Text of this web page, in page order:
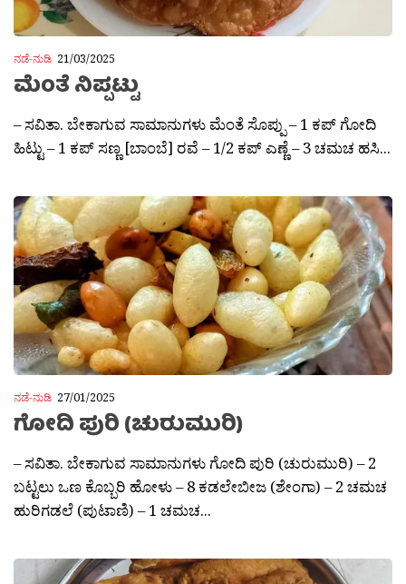
ನಡೆ-ನುಡಿ 21/03/2025
ಮೆಂತೆ ನಿಪ್ಪಟ್ಟು
– ಸವಿತಾ. ಬೇಕಾಗುವ ಸಾಮಾನುಗಳು ಮೆಂತೆ ಸೊಪ್ಪು – 1 ಕಪ್ ಗೋದಿ
ಹಿಟ್ಟು – 1 ಕಪ್ ಸಣ್ಣ [ಬಾಂಬೆ] ರವೆ – 1/2 ಕಪ್ ಎಣ್ಣೆ – 3 ಚಮಚ ಹಸಿ...
ನಡೆ-ನುಡಿ 27/01/2025
ಗೋದಿ ಪುರಿ (ಚುರುಮುರಿ)
– ಸವಿತಾ. ಬೇಕಾಗುವ ಸಾಮಾನುಗಳು ಗೋದಿ ಪುರಿ (ಚುರುಮುರಿ) – 2
ಬಟ್ಟಲು ಒಣ ಕೊಬ್ಬರಿ ಹೋಳು – 8 ಕಡಲೇಬೀಜ (ಶೇಂಗಾ) – 2 ಚಮಚ
ಹುರಿಗಡಲೆ (ಪುಟಾಣಿ) – 1 ಚಮಚ...